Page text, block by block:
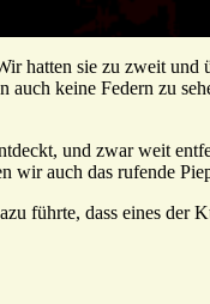
hatten sie zu zweit
keine Federn zu
und zwar weit
auch das rufende
führte, dass eines